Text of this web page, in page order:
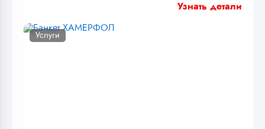
Узнать детали
Услуги